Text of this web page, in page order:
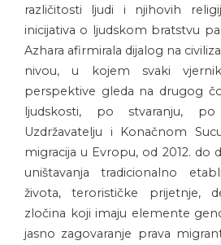
različitosti ljudi i njihovih
inicijativa o ljudskom bratstvu
Azhara afirmirala dijalog na
nivou, u kojem svaki
perspektive gleda na drugog
ljudskosti, po stvaranju,
Uzdržavatelju i Konačnom
migracija u Evropu, od 2012. do
uništavanja tradicionalno
života, terorističke prijetnje,
zločina koji imaju elemente
jasno zagovaranje prava